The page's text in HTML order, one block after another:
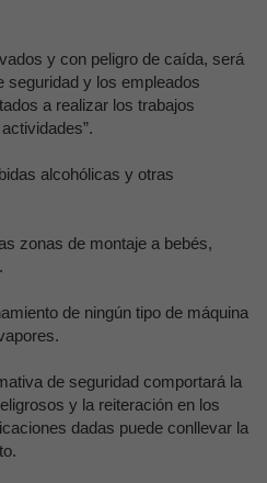
y con peligro de caída, será
seguridad y los empleados
a realizar los trabajos
alcohólicas y otras
zonas de montaje a bebés,
de ningún tipo de máquina
de seguridad comportará la
y la reiteración en los
dadas puede conllevar la